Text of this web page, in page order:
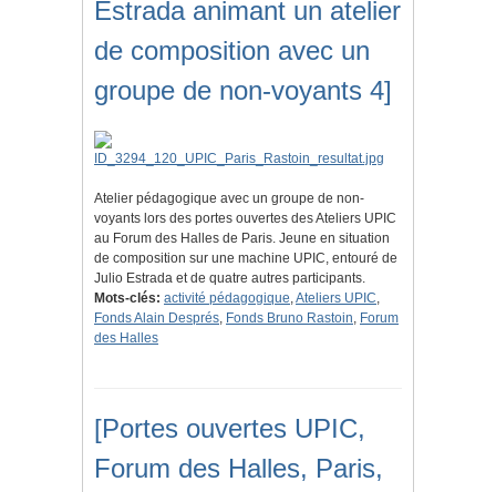
Estrada animant un atelier
de composition avec un
groupe de non-voyants 4]
Atelier pédagogique avec un groupe de non-
voyants lors des portes ouvertes des Ateliers UPIC
au Forum des Halles de Paris. Jeune en situation
de composition sur une machine UPIC, entouré de
Julio Estrada et de quatre autres participants.
Mots-clés: activité pédagogique,Ateliers UPIC,
Fonds Alain Després, Fonds Bruno Rastoin, Forum
des Halles
[Portes ouvertes UPIC,
Forum des Halles, Paris,